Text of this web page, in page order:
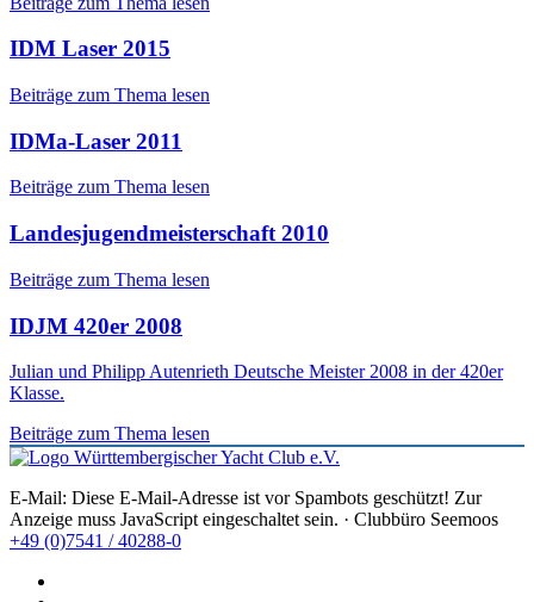
IDM Laser 2015
Beiträge zum Thema lesen
IDMa-Laser 2011
Beiträge zum Thema lesen
Landesjugendmeisterschaft 2010
Beiträge zum Thema lesen
IDJM 420er 2008
Julian und Philipp Autenrieth Deutsche Meister 2008 in der 420er
Klasse.
Beiträge zum Thema lesen
E-Mail: Diese E-Mail-Adresse ist vor Spambots geschützt! Zur
Anzeige muss JavaScript eingeschaltet sein. · Clubbüro Seemoos
+49 (0)7541 / 40288-0